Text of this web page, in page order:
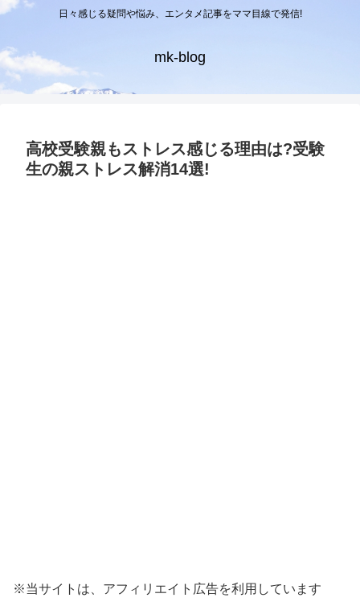
日々感じる疑問や悩み、エンタメ記事をママ目線で発信!
mk-blog
高校受験親もストレス感じる理由は?受験
生の親ストレス解消14選!
※当サイトは、アフィリエイト広告を利用しています